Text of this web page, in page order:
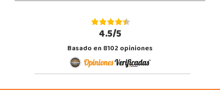
4.5/5
Basado en 8102 opiniones